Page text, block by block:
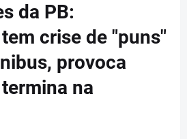
da PB:
crise de "puns"
provoca
na